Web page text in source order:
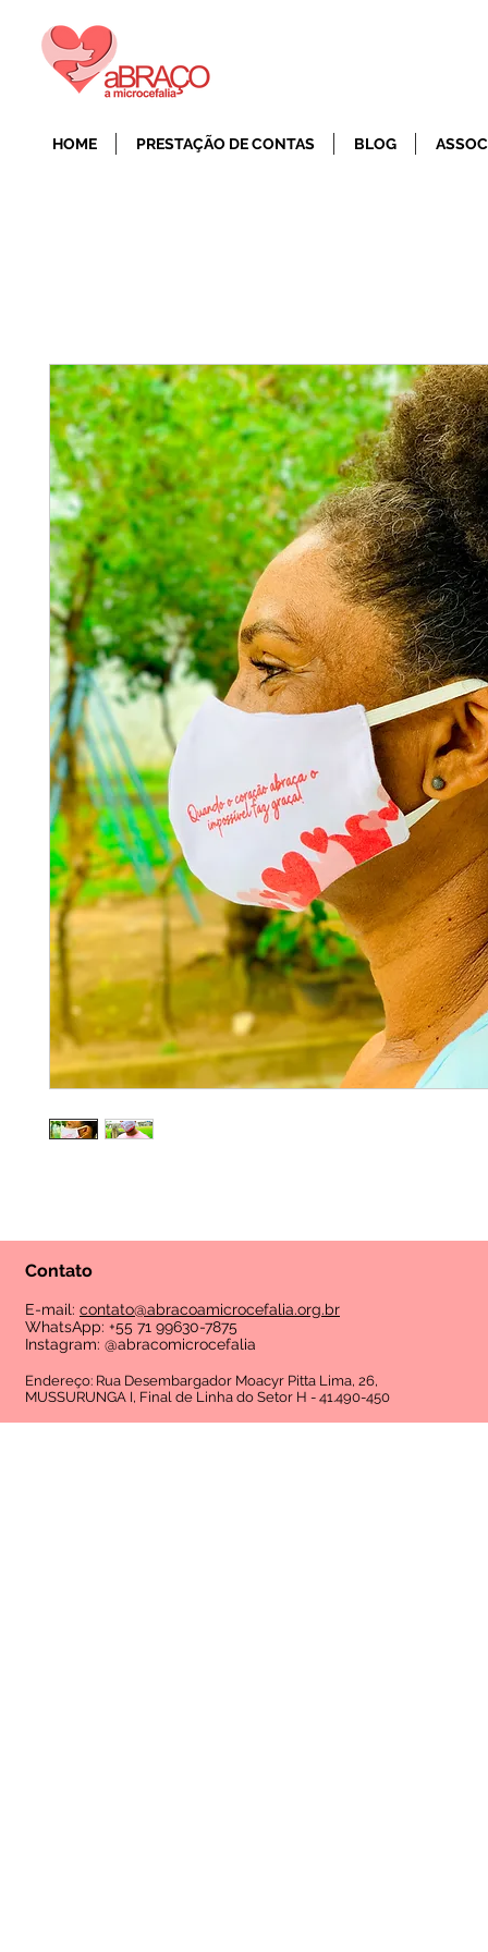
HOME PRESTAÇÃO DE CONTAS BLOG
Contato
E-mail: contato@abracoamicrocefalia.org.br
WhatsApp: +55 71 99630-7875
Instagram: @abracomicrocefalia
Endereço: Rua Desembargador Moacyr Pitta Lima, 26,
MUSSURUNGA I, Final de Linha do Setor H - 41.490-450